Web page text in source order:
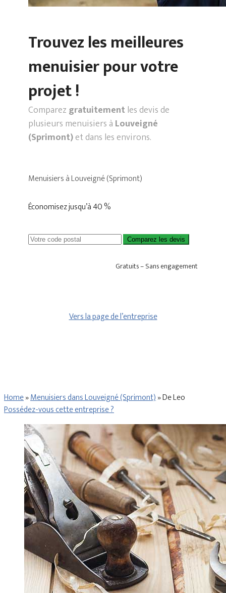
Trouvez les meilleures
menuisier pour votre
projet !
Comparez gratuitementles devis de
plusieurs menuisiers à Louveigné
(Sprimont)et dans les environs.
Menuisiers à Louveigné (Sprimont)
Économisez jusqu’à 40 %
Comparez les devis
Gratuits – Sans engagement
Vers la page de l’entreprise
Home»Menuisiers dans Louveigné (Sprimont)»De Leo
Possédez-vous cette entreprise ?